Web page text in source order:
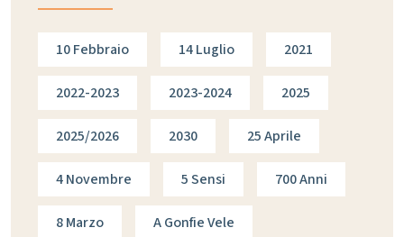
10 Febbraio 14 Luglio 2021
2022-2023 2023-2024 2025
2025/2026 2030 25 Aprile
4 Novembre 5 Sensi 700 Anni
8 Marzo A Gonfie Vele